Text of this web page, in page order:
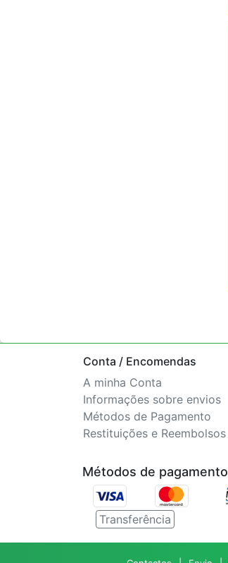
Conta / Encomendas
A minha Conta
Informações sobre envios
Métodos de Pagamento
Restituições e Reembolsos
Métodos de pagamento
Transferência